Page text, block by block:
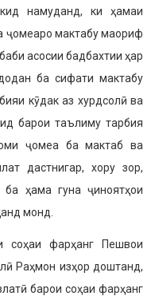
намуданд, ки ҳамаи
ҷомеаро мактабу маориф
асосии бадбахтии ҳар
ба сифати мактабу
кӯдак аз хурдсолӣ ва
барои таъ­лиму тарбия
ҷомеа ба мактаб ва
дастнигар, хору зор,
ҳама гуна ҷиноятҳои
монд.
фарҳанг Пешвои
Раҳмон изҳор доштанд,
барои соҳаи фарҳанг